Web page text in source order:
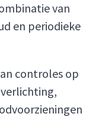
van
en periodieke
controles op